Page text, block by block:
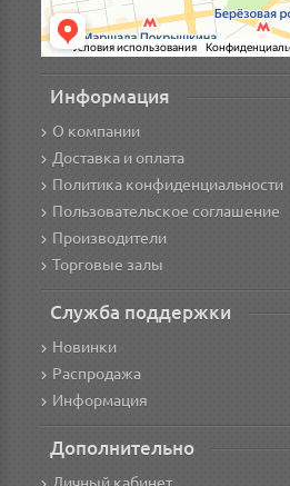
Информация
О компании
Доставка и оплата
Политика конфиденциальности
Пользовательское соглашение
Производители
Торговые залы
Служба поддержки
Новинки
Распродажа
Информация
Дополнительно